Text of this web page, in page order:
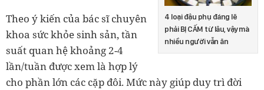
4 loại đậu phụ đáng lẽ
phải BỊ CẤM từ lâu, vậy mà
nhiều người vẫn ăn
Theo ý kiến của bác sĩ chuyên
khoa sức khỏe sinh sản, tần
suất quan hệ khoảng 2-4
lần/tuần được xem là hợp lý
cho phần lớn các cặp đôi. Mức này giúp duy trì đời